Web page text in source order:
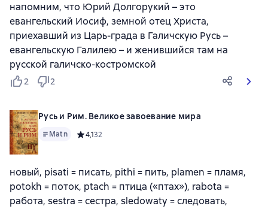
напомним, что Юрий Долгорукий – это
евангельский Иосиф, земной отец Христа,
приехавший из Царь-града в Галичскую Русь –
евангельскую Галилею – и женившийся там на
русской галичско-костромской
2 2
Русь и Рим. Великое завоевание мира
Matn Средний рейтинг 4,1 на основе 32 оценок
4,132
новый, pisati = писать, pithi = пить, plamen = пламя,
potokh = поток, ptach = птица («птах»), rabota =
работа, sestra = сестра, sledowaty = следовать,